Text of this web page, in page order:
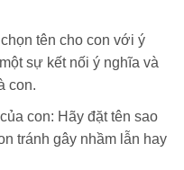
tên cho con với ý
sự kết nối ý nghĩa và
con.
con: Hãy đặt tên sao
tránh gây nhầm lẫn hay